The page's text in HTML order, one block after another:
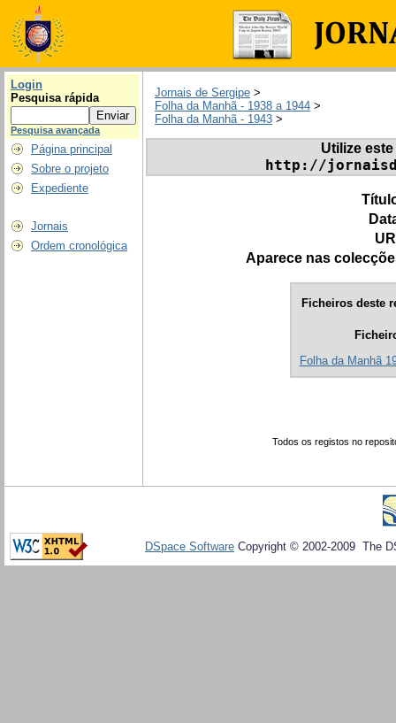
Login
Pesquisa rápida
Pesquisa avançada
Página principal
Sobre o projeto
Expediente
Jornais
Ordem cronológica
Jornais de Sergipe >
Folha da Manhã - 1938 a 1944 >
Folha da Manhã - 1943 >
Utilize
http://
Aparece nas
Ficheiros deste
Folha da Manhã
Todos os registos no
DSpace Software Copyright © 2002-2009 The